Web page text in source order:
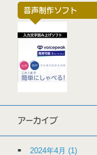
音声制作ソフト
アーカイブ
2024年4月 (1)